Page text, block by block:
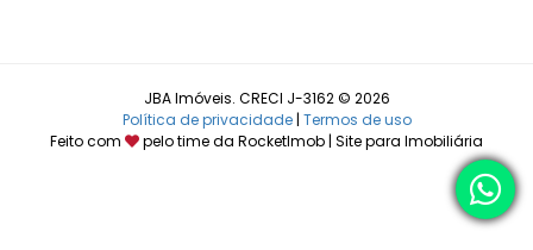
JBA Imóveis. CRECI J-3162 © 2026
Política de privacidade| Termos de uso
Feito com
pelo time da RocketImob | Site para Imobiliária